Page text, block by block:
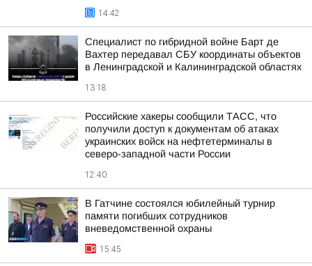
14:42
Специалист по гибридной войне Барт де
Вахтер передавал СБУ координаты объектов
в Ленинградской и Калининградской областях
13:18
Российские хакеры сообщили ТАСС, что
получили доступ к документам об атаках
украинских войск на нефтетерминалы в
северо-западной части России
12:40
В Гатчине состоялся юбилейный турнир
памяти погибших сотрудников
вневедомственной охраны
15:45